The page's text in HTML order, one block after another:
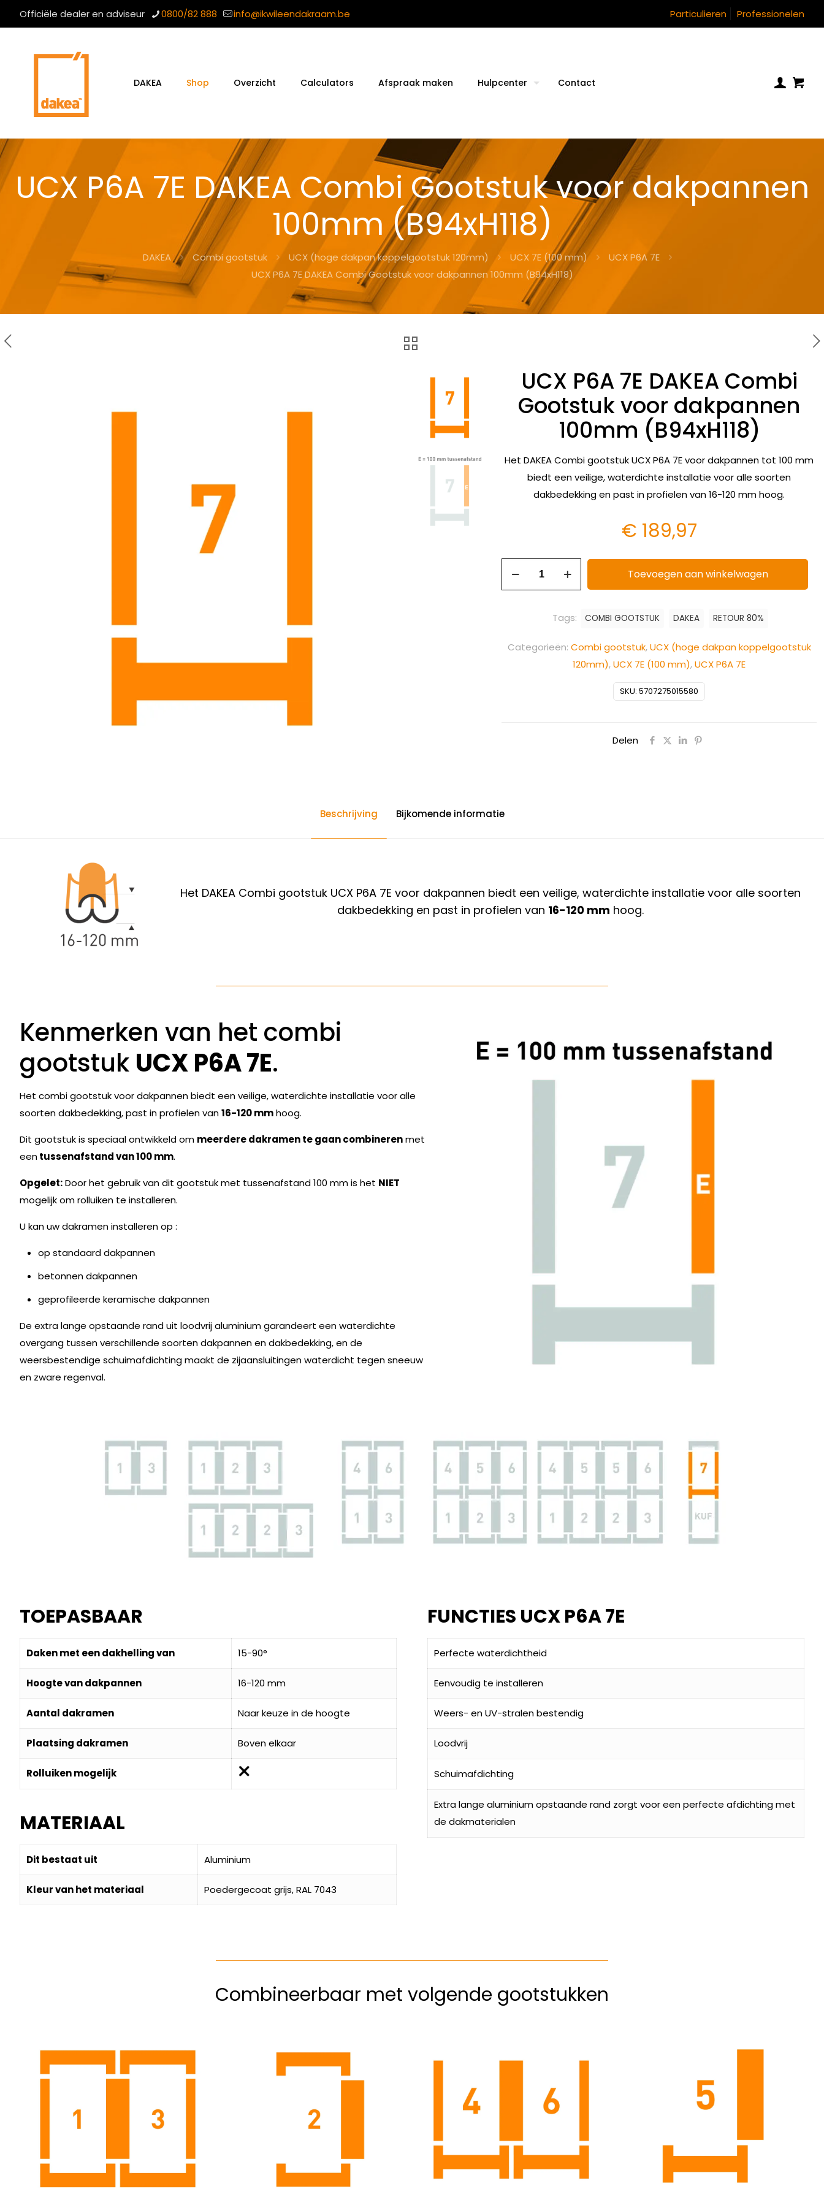
Officiële dealer en adviseur 0800/82 888 info@ikwileendakraam.be Particulieren Professionelen
DAKEA Shop Overzicht Calculators Afspraak maken Hulpcenter Contact
UCX P6A 7E DAKEA Combi Gootstuk voor dakpannen
100mm (B94xH118)
DAKEA Combi gootstuk UCX (hoge dakpan koppelgootstuk 120mm) UCX 7E (100 mm)
UCX P6A 7E
UCX P6A 7E DAKEA Combi Gootstuk voor dakpannen 100mm (B94xH118)
UCX P6A 7E DAKEA Combi
Gootstuk voor dakpannen
100mm (B94xH118)
Het DAKEA Combi gootstuk UCX P6A 7E voor dakpannen tot 100 mm
biedt een veilige, waterdichte installatie voor alle soorten
dakbedekking en past in profielen van 16-120 mm hoog.
€ 189,97
Toevoegen aan winkelwagen
SKU:5707275015580
Categorieën: Combi gootstuk,UCX (hoge dakpan koppelgootstuk
120mm),UCX 7E (100 mm),UCX P6A 7E
Tags: COMBI GOOTSTUK DAKEA RETOUR 80%
Delen
Beschrijving Bijkomende informatie
Het DAKEA Combi gootstuk UCX P6A 7E voor dakpannen biedt een veilige, waterdichte installatie voor alle soorten
dakbedekking en past in profielen van 16-120 mm hoog.
Kenmerken van het combi
gootstuk UCX P6A 7E.
Het combi gootstuk voor dakpannen biedt een veilige, waterdichte installatie voor alle
soorten dakbedekking, past in profielen van16-120 mmhoog.
Dit gootstuk is speciaal ontwikkeld om meerdere dakramen te gaan combinerenmet
eentussenafstand van 100 mm.
Opgelet:Door het gebruik van dit gootstuk met tussenafstand 100 mm is het NIET
mogelijk om rolluiken te installeren.
U kan uw dakramen installeren op :
op standaard dakpannen
betonnen dakpannen
geprofileerde keramische dakpannen
De extra lange opstaande rand uit loodvrij aluminium garandeert een waterdichte
overgang tussen verschillende soorten dakpannen en dakbedekking, en de
weersbestendige schuimafdichting maakt de zijaansluitingen waterdicht tegen sneeuw
en zware regenval.
TOEPASBAAR
Daken met een dakhelling van 15-90°
Hoogte van dakpannen 16-120 mm
Aantal dakramen Naar keuze in de hoogte
Plaatsing dakramen Boven elkaar
Rolluiken mogelijk
MATERIAAL
Dit bestaat uit Aluminium
Kleur van het materiaal Poedergecoat grijs, RAL 7043
FUNCTIES UCX P6A 7E
Perfecte waterdichtheid
Eenvoudig te installeren
Weers- en UV-stralen bestendig
Loodvrij
Schuimafdichting
Extra lange aluminium opstaande rand zorgt voor een perfecte afdichting met
de dakmaterialen
Combineerbaar met volgende gootstukken